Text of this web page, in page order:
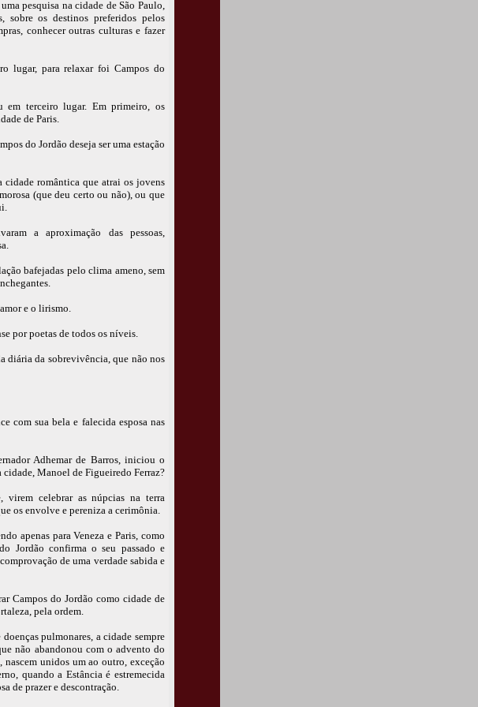
pesquisa na cidade de São Paulo,
os destinos preferidos pelos
conhecer outras culturas e fazer
lugar, para relaxar foi Campos do
em terceiro lugar. Em primeiro, os
de Paris.
do Jordão deseja ser uma estação
cidade romântica que atrai os jovens
(que deu certo ou não), ou que
a aproximação das pessoas,
bafejadas pelo clima ameno, sem
e o lirismo.
por poetas de todos os níveis.
diária da sobrevivência, que não nos
com sua bela e falecida esposa nas
Adhemar de Barros, iniciou o
Manoel de Figueiredo Ferraz?
virem celebrar as núpcias na terra
os envolve e pereniza a cerimônia.
apenas para Veneza e Paris, como
Jordão confirma o seu passado e
de uma verdade sabida e
Campos do Jordão como cidade de
pela ordem.
pulmonares, a cidade sempre
não abandonou com o advento do
unidos um ao outro, exceção
quando a Estância é estremecida
de prazer e descontração.